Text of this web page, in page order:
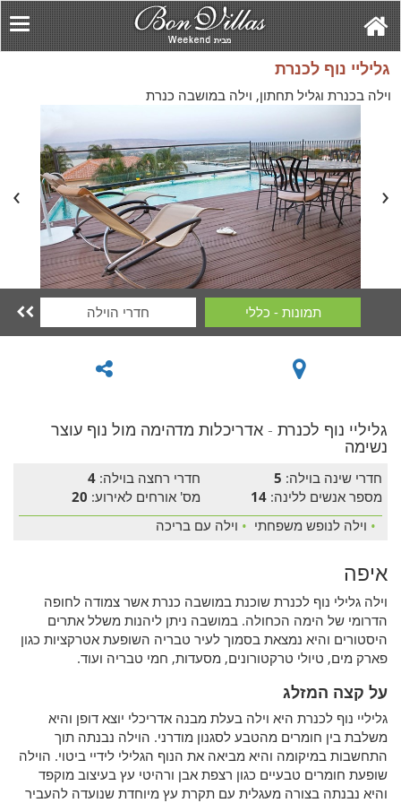
גליליי נוף לכנרת
וילה בכנרת וגליל תחתון, וילה במושבה כנרת
תמונות - כללי חדרי הוילה 
גליליי נוף לכנרת - אדריכלות מדהימה מול נוף עוצר
נשימה
חדרי שינה בוילה: 5 חדרי רחצה בוילה: 4
מספר אנשים ללינה: 14 מס' אורחים לאירוע: 20
• וילה לנופש משפחתי • וילה עם בריכה
איפה
וילה גלילי נוף לכנרת שוכנת במושבה כנרת אשר צמודה לחופה
הדרומי של הימה הכחולה. במושבה ניתן ליהנות משלל אתרים
היסטורים והיא נמצאת בסמוך לעיר טבריה השופעת אטרקציות כגון
פארק מים, טיולי טרקטורונים, מסעדות, חמי טבריה ועוד.
על קצה המזלג
גליליי נוף לכנרת היא וילה בעלת מבנה אדריכלי יוצא דופן והיא
משלבת בין חומרים מהטבע לסגנון מודרני. הוילה נבנתה תוך
התחשבות במיקומה והיא מביאה את הנוף הגלילי לידיי ביטוי. הוילה
שופעת חומרים טבעיים כגון רצפת אבן ורהיטי עץ בעיצוב מוקפד
והיא נבנתה בצורה מעגלית עם תקרת עץ מיוחדת שנועדה להעביר